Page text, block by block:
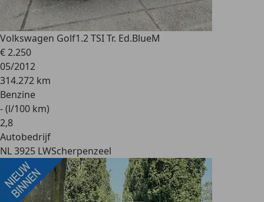
Volkswagen Golf1.2 TSI Tr. Ed.BlueM
€ 2.250
05/2012
314.272 km
Benzine
- (l/100 km)
2,8
Autobedrijf
NL 3925 LWScherpenzeel